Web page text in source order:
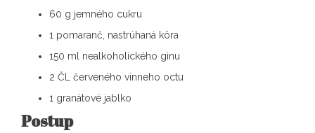
60 g jemného cukru
1 pomaranč, nastrúhaná kôra
150 ml nealkoholického ginu
2 ČL červeného vínneho octu
1 granátové jablko
Postup